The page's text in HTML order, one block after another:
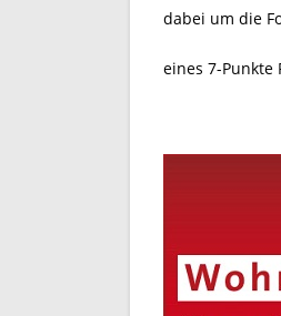
dabei um die
eines 7-Punkte